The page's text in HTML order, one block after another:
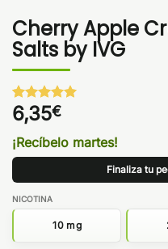
Cherry Apple
Salts by IVG
Valorado
con5de 5
en base a
1
valoración
de un
6,35€
¡Recíbelo martes!
Finaliza tu
NICOTINA
10 mg